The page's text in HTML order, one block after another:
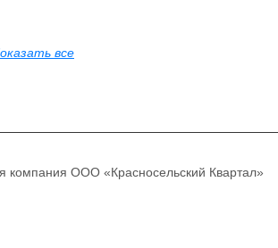
все
ООО «Красносельский Квартал»